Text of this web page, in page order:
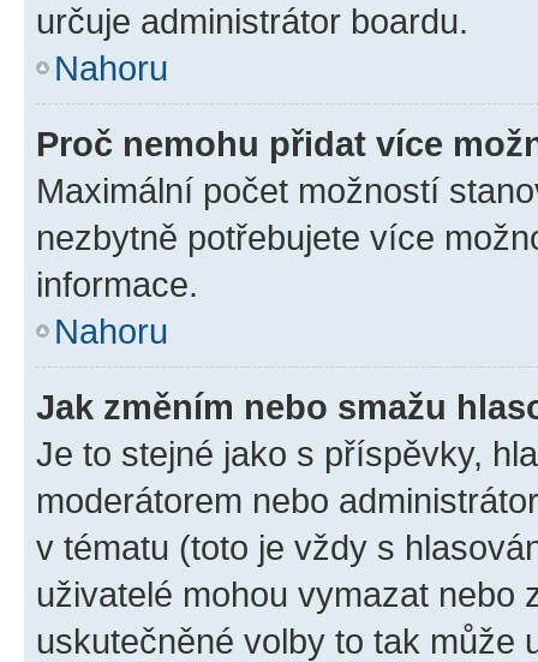
určuje administrátor boardu.
Nahoru
Proč nemohu přidat více
Maximální počet možností
nezbytně potřebujete více
informace.
Nahoru
Jak změním nebo smažu
Je to stejné jako s příspěvky,
moderátorem nebo
v tématu (toto je vždy s
uživatelé mohou vymazat nebo
uskutečněné volby to tak může